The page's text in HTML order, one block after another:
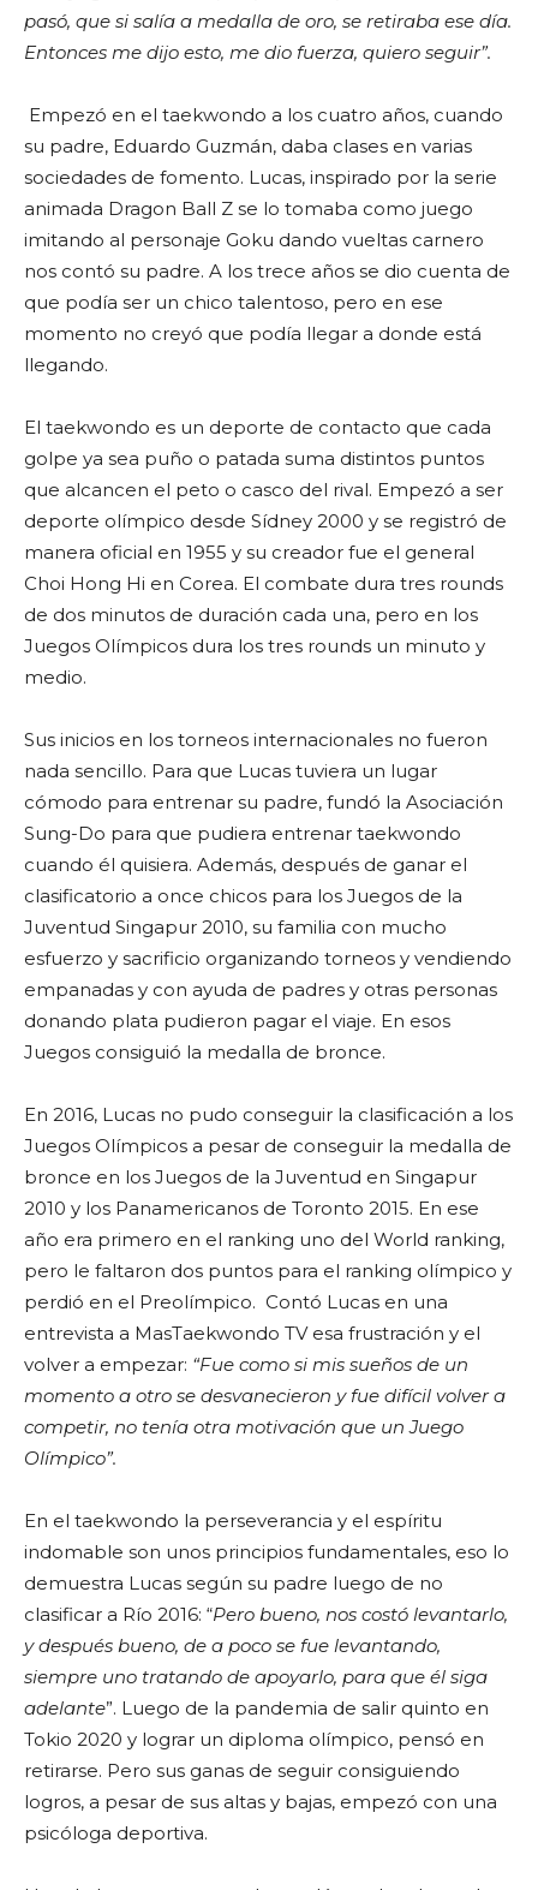
pasó, que si salía a medalla de oro, se retiraba ese día.
Entonces me dijo esto, me dio fuerza, quiero seguir”.
Empezó en el taekwondo a los cuatro años, cuando
su padre, Eduardo Guzmán, daba clases en varias
sociedades de fomento. Lucas, inspirado por la serie
animada Dragon Ball Z se lo tomaba como juego
imitando al personaje Goku dando vueltas carnero
nos contó su padre. A los trece años se dio cuenta de
que podía ser un chico talentoso, pero en ese
momento no creyó que podía llegar a donde está
llegando.
El taekwondo es un deporte de contacto que cada
golpe ya sea puño o patada suma distintos puntos
que alcancen el peto o casco del rival. Empezó a ser
deporte olímpico desde Sídney 2000 y se registró de
manera oficial en 1955 y su creador fue el general
Choi Hong Hi en Corea. El combate dura tres rounds
de dos minutos de duración cada una, pero en los
Juegos Olímpicos dura los tres rounds un minuto y
medio.
Sus inicios en los torneos internacionales no fueron
nada sencillo. Para que Lucas tuviera un lugar
cómodo para entrenar su padre, fundó la Asociación
Sung-Do para que pudiera entrenar taekwondo
cuando él quisiera. Además, después de ganar el
clasificatorio a once chicos para los Juegos de la
Juventud Singapur 2010, su familia con mucho
esfuerzo y sacrificio organizando torneos y vendiendo
empanadas y con ayuda de padres y otras personas
donando plata pudieron pagar el viaje. En esos
Juegos consiguió la medalla de bronce.
En 2016, Lucas no pudo conseguir la clasificación a los
Juegos Olímpicos a pesar de conseguir la medalla de
bronce en los Juegos de la Juventud en Singapur
2010 y los Panamericanos de Toronto 2015. En ese
año era primero en el ranking uno del World ranking,
pero le faltaron dos puntos para el ranking olímpico y
perdió en el Preolímpico. Contó Lucas en una
entrevista a MasTaekwondo TV esa frustración y el
volver a empezar: “Fue como si mis sueños de un
momento a otro se desvanecieron y fue difícil volver a
competir, no tenía otra motivación que un Juego
Olímpico”.
En el taekwondo la perseverancia y el espíritu
indomable son unos principios fundamentales, eso lo
demuestra Lucas según su padre luego de no
clasificar a Río 2016: “Pero bueno, nos costó levantarlo,
y después bueno, de a poco se fue levantando,
siempre uno tratando de apoyarlo, para que él siga
adelante”. Luego de la pandemia de salir quinto en
Tokio 2020 y lograr un diploma olímpico, pensó en
retirarse. Pero sus ganas de seguir consiguiendo
logros, a pesar de sus altas y bajas, empezó con una
psicóloga deportiva.